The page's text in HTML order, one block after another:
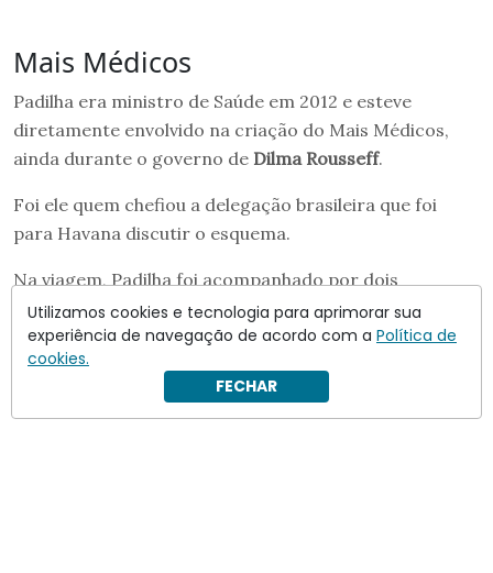
Mais Médicos
Padilha era ministro de Saúde em 2012 e esteve
diretamente envolvido na criação do Mais Médicos,
ainda durante o governo de Dilma Rousseff.
Foi ele quem chefiou a delegação brasileira que foi
para Havana discutir o esquema.
Na viagem, Padilha foi acompanhado por dois
funcionários do governo brasileiro, que tiveram seus
vistos americanos cancelados esta semana: Mozart
Salles e Alberto Kleiman.
Utilizamos cookies e tecnologia para aprimorar sua
experiência de navegação de acordo com a Política de
cookies.
FECHAR